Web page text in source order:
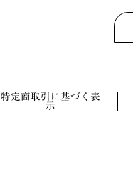
特定商取引に基づく表
示